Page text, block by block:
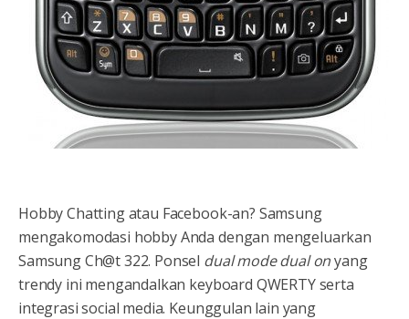
Hobby Chatting atau Facebook-an? Samsung
mengakomodasi hobby Anda dengan mengeluarkan
Samsung Ch@t 322. Ponsel dual mode dual onyang
trendy ini mengandalkan keyboard QWERTY serta
integrasi social media. Keunggulan lain yang